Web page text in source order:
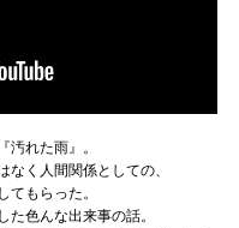
汚れた雨』。
なく人間関係としての、
てもらった。
色んな出来事の話。